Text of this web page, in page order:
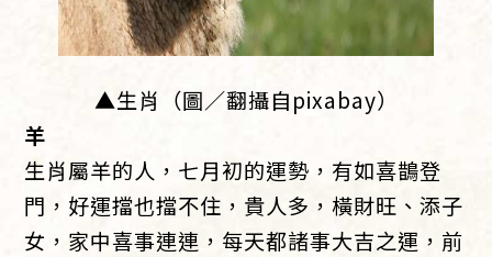
▲生肖（圖／翻攝自pixabay）
羊
生肖屬羊的人，七月初的運勢，有如喜鵲登
門，好運擋也擋不住，貴人多，橫財旺、添子
女，家中喜事連連，每天都諸事大吉之運，前